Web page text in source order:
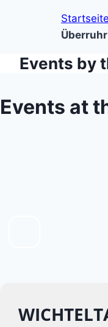
Startseite
Überruhr
ZumEvents by
Events at